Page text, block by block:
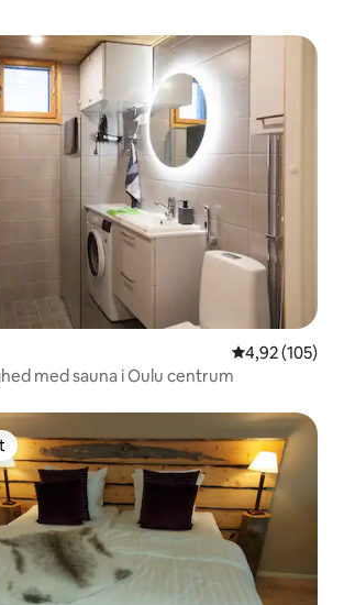
4,92 ud af 5 i
4,92 (105)
med sauna i Oulu centrum